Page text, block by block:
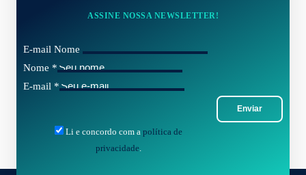
ASSINE NOSSA NEWSLETTER!
E-mail Nome
Nome *
E-mail *
Enviar
Li e concordo com a política de
privacidade